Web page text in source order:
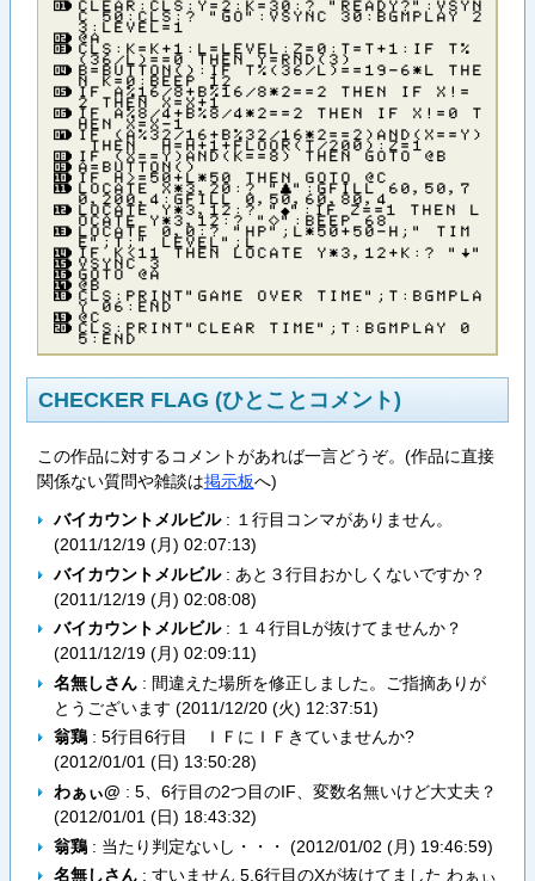
ＣＬＥＡＲ：ＣＬＳ：Ｙ＝２：Ｋ＝３０：？ ”ＲＥＡＤＹ？”：ＶＳＹＮ
Ｃ ５０：ＣＬＳ：？ ”ＧＯ”：ＶＳＹＮＣ ３０：ＢＧＭＰＬＡＹ ２
３：ＬＥＶＥＬ＝１
＠Ａ
ＣＬＳ：Ｋ＝Ｋ＋１：Ｌ＝ＬＥＶＥＬ：Ｚ＝０：Ｔ＝Ｔ＋１：ＩＦ Ｔ％
（３６／Ｌ）＝＝０ ＴＨＥＮ Ｙ＝ＲＮＤ（３）
Ｂ＝ＢＵＴＴＯＮ（）：ＩＦ Ｔ％（３６／Ｌ）＝＝１９－６＊Ｌ ＴＨＥ
Ｎ Ｋ＝０：ＢＥＥＰ １２
ＩＦ Ａ％１６／８＋Ｂ％１６／８＊２＝＝２ ＴＨＥＮ ＩＦ Ｘ！＝
２ ＴＨＥＮ Ｘ＝Ｘ＋１
ＩＦ Ａ％８／４＋Ｂ％８／４＊２＝＝２ ＴＨＥＮ ＩＦ Ｘ！＝０ Ｔ
ＨＥＮ Ｘ＝Ｘ－１
ＩＦ （Ａ％３２／１６＋Ｂ％３２／１６＊２＝＝２）ＡＮＤ（Ｘ＝＝Ｙ）
ＴＨＥＮ Ｈ＝Ｈ＋１＋ＦＬＯＯＲ（Ｔ／２００）：Ｚ＝１
ＩＦ （Ｘ＝＝Ｙ）ＡＮＤ（Ｋ＝＝８） ＴＨＥＮ ＧＯＴＯ ＠Ｂ
Ａ＝ＢＵＴＴＯＮ（）
ＩＦ Ｈ＞＝５０＋Ｌ＊５０ ＴＨＥＮ ＧＯＴＯ ＠Ｃ
ＬＯＣＡＴＥ Ｘ＊３，２０：？ ”▲”：ＧＦＩＬＬ ６０，５０，７
０，２００，４：ＧＦＩＬＬ ０，５０，６０，８０，４
ＬＯＣＡＴＥ Ｙ＊３，１２：？ ”◆”：ＩＦ Ｚ＝＝１ ＴＨＥＮ Ｌ
ＯＣＡＴＥ Ｙ＊３，１２：？ ”◇”：ＢＥＥＰ ６８
ＬＯＣＡＴＥ ０，０：？ ”ＨＰ”；Ｌ＊５０＋５０－Ｈ；” ＴＩＭ
Ｅ”；Ｔ；” ＬＥＶＥＬ”；Ｌ
ＩＦ Ｋ＜１１ ＴＨＥＮ ＬＯＣＡＴＥ Ｙ＊３，１２＋Ｋ：？ ”↓”
ＶＳＹＮＣ ３
ＧＯＴＯ ＠Ａ
＠Ｂ
ＣＬＳ：ＰＲＩＮＴ”ＧＡＭＥ ＯＶＥＲ ＴＩＭＥ”；Ｔ：ＢＧＭＰＬＡ
Ｙ ０６：ＥＮＤ
＠Ｃ
ＣＬＳ：ＰＲＩＮＴ”ＣＬＥＡＲ ＴＩＭＥ”；Ｔ：ＢＧＭＰＬＡＹ ０
５：ＥＮＤ
CHECKER FLAG (ひとことコメント)
この作品に対するコメントがあれば一言どうぞ。(作品に直接
関係ない質問や雑談は掲示板へ)
バイカウントメルビル: １行目コンマがありません。
(2011/12/19 (月) 02:07:13)
バイカウントメルビル: あと３行目おかしくないですか？
(2011/12/19 (月) 02:08:08)
バイカウントメルビル: １４行目Lが抜けてませんか？
(2011/12/19 (月) 02:09:11)
名無しさん: 間違えた場所を修正しました。ご指摘ありが
とうございます (2011/12/20 (火) 12:37:51)
翁鶏: 5行目6行目 ＩＦにＩＦきていませんか?
(2012/01/01 (日) 13:50:28)
わぁぃ@ : 5、6行目の2つ目のIF、変数名無いけど大丈夫？
(2012/01/01 (日) 18:43:32)
翁鶏: 当たり判定ないし・・・ (2012/01/02 (月) 19:46:59)
名無しさん: すいません 5,6行目のXが抜けてました わぁぃ